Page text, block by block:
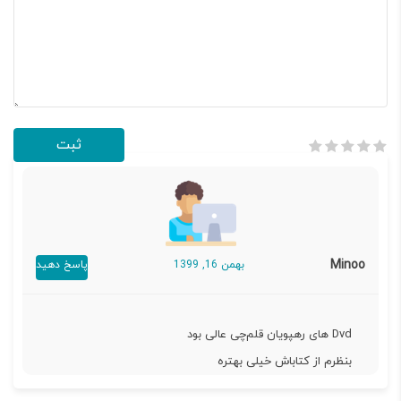
Minoo بهمن 16, 1399 پاسخ دهید
Dvd های رهپویان قلم‌چی عالی بود
بنظرم از کتاباش خیلی بهتره